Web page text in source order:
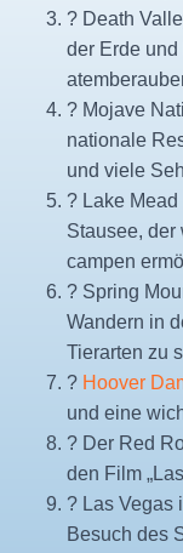
? Death
der Erde
?️ Mojave
nationale
und viele
? Lake
Stausee, der
campen
? Spring
Wandern in
Tierarten zu
? Hoover
und eine
? Der Red
den Film
? Las Vegas
Besuch des